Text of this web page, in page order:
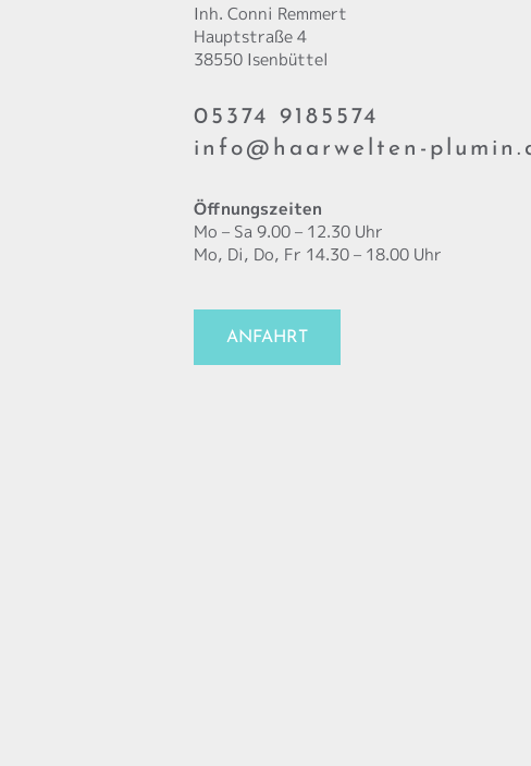
Inh. Conni Remmert
Hauptstraße 4
38550 Isenbüttel
05374 9185574
info@haarwelten-
Öffnungszeiten
Mo – Sa 9.00 – 12.30 Uhr
Mo, Di, Do, Fr 14.30 – 18.00 Uhr
ANFAHRT